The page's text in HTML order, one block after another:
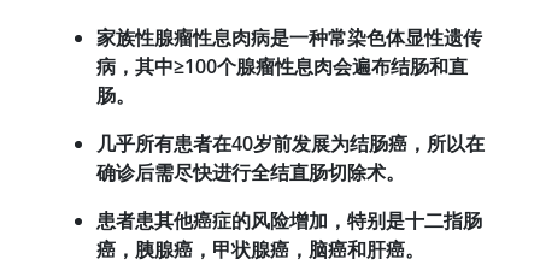
家族性腺瘤性息肉病是一种常染色体显性遗传
病，其中≥100个腺瘤性息肉会遍布结肠和直
肠。
几乎所有患者在40岁前发展为结肠癌，所以在
确诊后需尽快进行全结直肠切除术。
患者患其他癌症的风险增加，特别是十二指肠
癌，胰腺癌，甲状腺癌，脑癌和肝癌。